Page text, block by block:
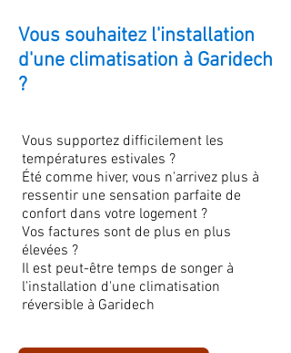
Vous souhaitez l'installation
d'une climatisation à Garidech
?
Vous supportez difficilement les
températures estivales ?
Été comme hiver, vous n'arrivez plus à
ressentir une sensation parfaite de
confort dans votre logement ?
Vos factures sont de plus en plus
élevées ?
Il est peut-être temps de songer à
l'installation d'une climatisation
réversible à Garidech